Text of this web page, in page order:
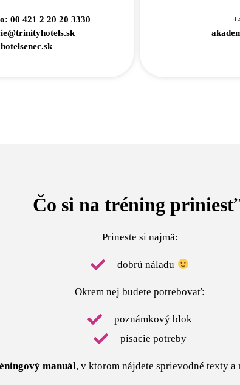
00 421 2 20 20 3330
Čo si na tréning
Prineste si najmä:
dobrú náladu
Okrem nej budete potrebovať:
poznámkový blok
písacie potreby
manuál, v ktorom nájdete sprievodné texty